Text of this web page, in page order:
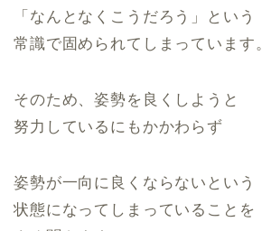
「なんとなくこうだろう」という
常識で固められてしまっています。
そのため、姿勢を良くしようと
努力しているにもかかわらず
姿勢が一向に良くならないという
状態になってしまっていることを